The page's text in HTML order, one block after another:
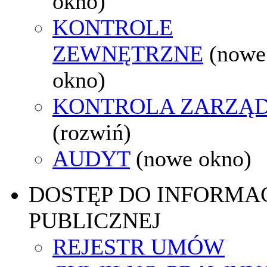
KONTROLE
ZEWNĘTRZNE (nowe
okno)
KONTROLA
(rozwiń)
AUDYT (nowe okno)
DOSTĘP DO
PUBLICZNEJ
REJESTR UMÓW